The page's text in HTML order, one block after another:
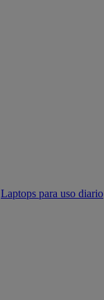
Laptops para uso diario